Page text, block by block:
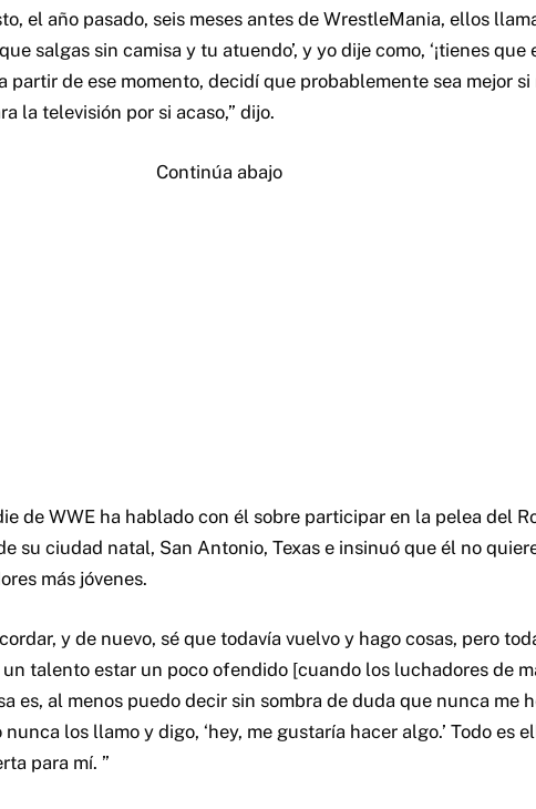
el año pasado, seis meses antes de WrestleMania, ellos
salgas sin camisa y tu atuendo’, y yo dije como, ‘¡tienes que
partir de ese momento, decidí que probablemente sea mejor
la televisión por si acaso,” dijo.
Continúa abajo
de WWE ha hablado con él sobre participar en la pelea del
su ciudad natal, San Antonio, Texas e insinuó que él no
más jóvenes.
y de nuevo, sé que todavía vuelvo y hago cosas, pero
talento estar un poco ofendido [cuando los luchadores de
es, al menos puedo decir sin sombra de duda que nunca me
nunca los llamo y digo, ‘hey, me gustaría hacer algo.’ Todo es
para mí. ”